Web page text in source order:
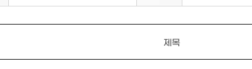
제목